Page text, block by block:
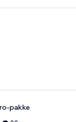
pakke